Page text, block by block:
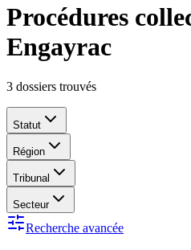
Procédures
Engayrac
3 dossiers trouvés
Statut
Région
Tribunal
Secteur
Recherche avancée